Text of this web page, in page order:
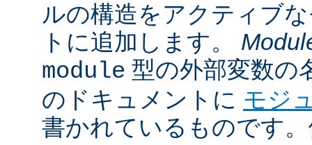
ルの構造をアクティブ
トに追加します。
module 型の外部変数の
のドキュメントに モジ
書かれているものです